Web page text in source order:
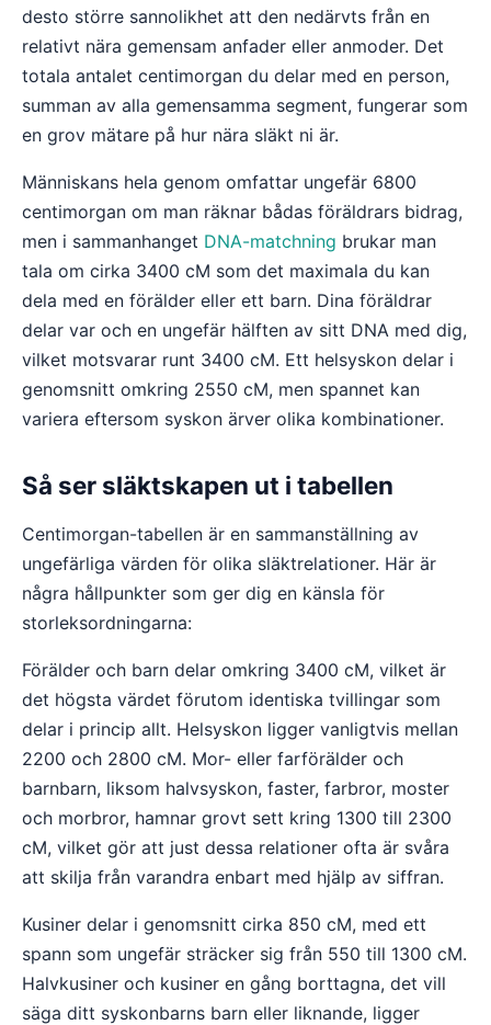
desto större sannolikhet att den nedärvts från en
relativt nära gemensam anfader eller anmoder. Det
totala antalet centimorgan du delar med en person,
summan av alla gemensamma segment, fungerar som
en grov mätare på hur nära släkt ni är.
Människans hela genom omfattar ungefär 6800
centimorgan om man räknar bådas föräldrars bidrag,
men i sammanhanget DNA-matchning brukar man
tala om cirka 3400 cM som det maximala du kan
dela med en förälder eller ett barn. Dina föräldrar
delar var och en ungefär hälften av sitt DNA med dig,
vilket motsvarar runt 3400 cM. Ett helsyskon delar i
genomsnitt omkring 2550 cM, men spannet kan
variera eftersom syskon ärver olika kombinationer.
Så ser släktskapen ut i tabellen
Centimorgan-tabellen är en sammanställning av
ungefärliga värden för olika släktrelationer. Här är
några hållpunkter som ger dig en känsla för
storleksordningarna:
Förälder och barn delar omkring 3400 cM, vilket är
det högsta värdet förutom identiska tvillingar som
delar i princip allt. Helsyskon ligger vanligtvis mellan
2200 och 2800 cM. Mor- eller farförälder och
barnbarn, liksom halvsyskon, faster, farbror, moster
och morbror, hamnar grovt sett kring 1300 till 2300
cM, vilket gör att just dessa relationer ofta är svåra
att skilja från varandra enbart med hjälp av siffran.
Kusiner delar i genomsnitt cirka 850 cM, med ett
spann som ungefär sträcker sig från 550 till 1300 cM.
Halvkusiner och kusiner en gång borttagna, det vill
säga ditt syskonbarns barn eller liknande, ligger